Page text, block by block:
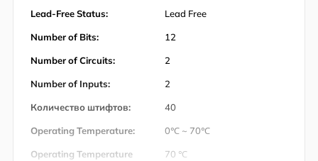
Lead-Free Status: Lead Free
Number of Bits: 12
Number of Circuits: 2
Number of Inputs: 2
Количество штифтов: 40
Operating Temperature: 0℃ ~ 70℃
Operating Temperature
70 ℃